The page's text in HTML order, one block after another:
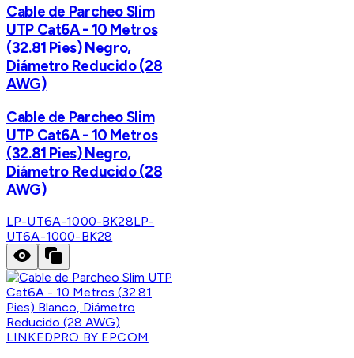
Cable de Parcheo Slim
UTP Cat6A - 10 Metros
(32.81 Pies) Negro,
Diámetro Reducido (28
AWG)
Cable de Parcheo Slim
UTP Cat6A - 10 Metros
(32.81 Pies) Negro,
Diámetro Reducido (28
AWG)
LP-UT6A-1000-BK28LP-
UT6A-1000-BK28
LINKEDPRO BY EPCOM